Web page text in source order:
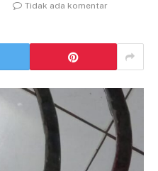
Tidak ada komentar